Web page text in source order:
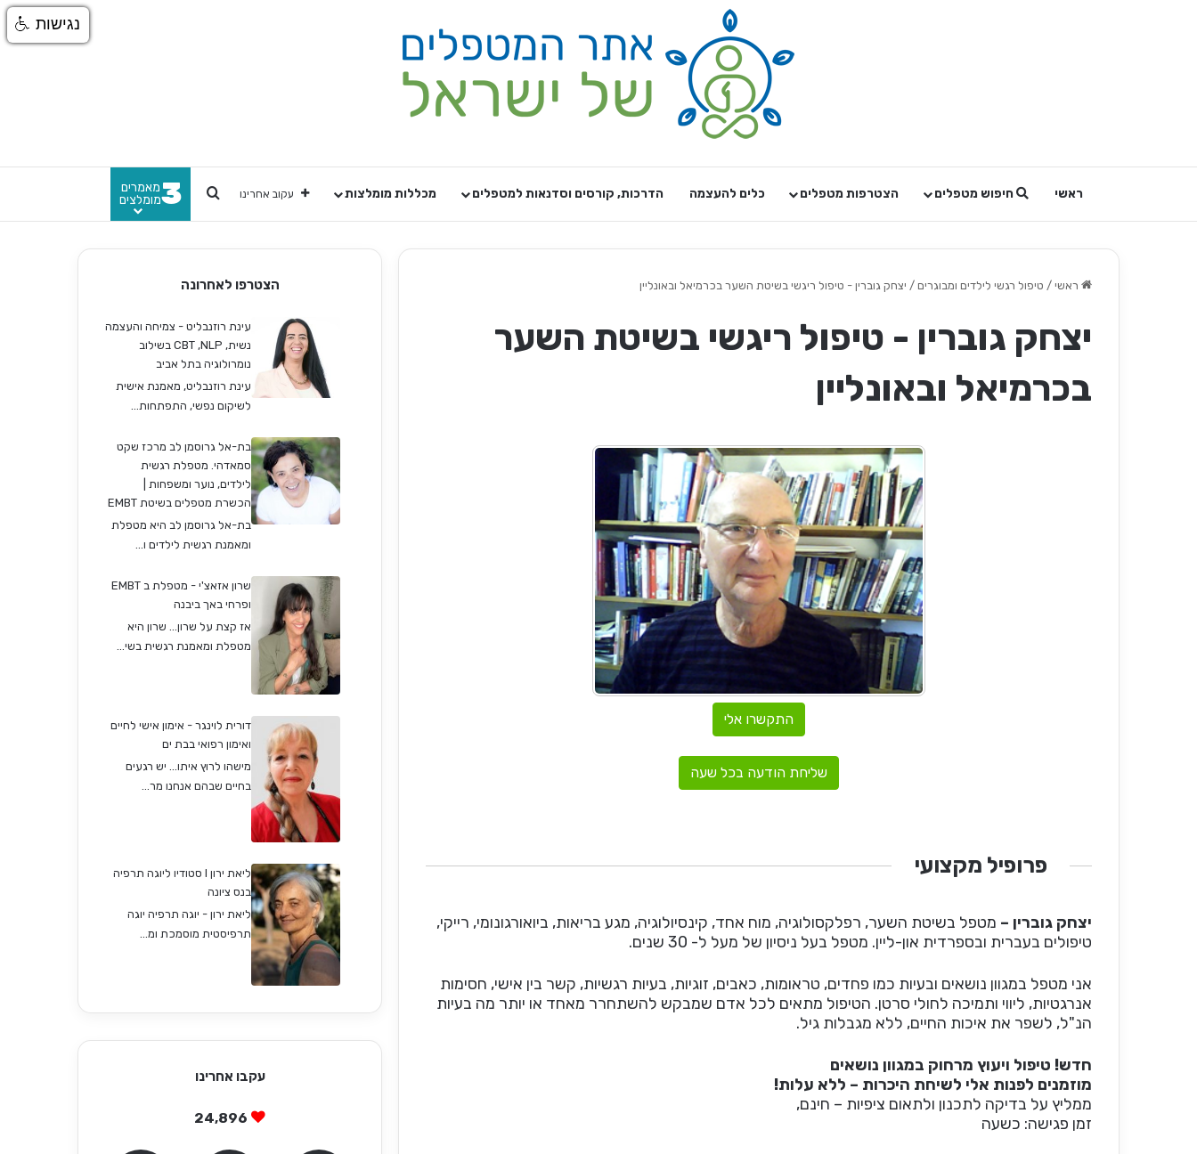
ראשי חיפוש מטפלים הצטרפות מטפלים כלים להעצמה הדרכות, קורסים וסדנאות למטפלים מכללות מומלצות עקוב אחרינו חפש3מאמרים
מומלצים
ראשי / טיפול רגשי לילדים ומבוגרים / יצחק גוברין - טיפול ריגשי בשיטת השער בכרמיאל ובאונליין
יצחק גוברין - טיפול ריגשי בשיטת השער
בכרמיאל ובאונליין
התקשרו אלי
שליחת הודעה בכל שעה
פרופיל מקצועי
יצחק גוברין – מטפל בשיטת השער, רפלקסולוגיה, מוח אחד, קינסיולוגיה, מגע בריאות, ביואורגונומי, רייקי,
טיפולים בעברית ובספרדית און-ליין. מטפל בעל ניסיון של מעל ל- 30 שנים.
אני מטפל במגוון נושאים ובעיות כמו פחדים, טראומות, כאבים, זוגיות, בעיות רגשיות, קשר בין אישי, חסימות
אנרגטיות, ליווי ותמיכה לחולי סרטן. הטיפול מתאים לכל אדם שמבקש להשתחרר מאחד או יותר מה בעיות
הנ"ל, לשפר את איכות החיים, ללא מגבלות גיל.
חדש! טיפול ויעוץ מרחוק במגוון נושאים
מוזמנים לפנות אלי לשיחת היכרות – ללא עלות!
ממליץ על בדיקה לתכנון ולתאום ציפיות – חינם,
זמן פגישה: כשעה
הצטרפו לאחרונה
עינת רוזנבליט - צמיחה והעצמה
נשית, CBT ,NLP בשילוב
נומרולוגיה בתל אביב
עינת רוזנבליט, מאמנת אישית
לשיקום נפשי, התפתחות...
בת-אל גרוסמן לב מרכז שקט
סמאדהי. מטפלת רגשית
לילדים, נוער ומשפחות |
הכשרת מטפלים בשיטת EMBT
בת-אל גרוסמן לב היא מטפלת
ומאמנת רגשית לילדים ו...
שרון אזאצ'י - מטפלת ב EMBT
ופרחי באך ביבנה
אז קצת על שרון… שרון היא
מטפלת ומאמנת רגשית בשי...
דורית לוינגר - אימון אישי לחיים
ואימון רפואי בבת ים
מישהו לרוץ איתו... יש רגעים
בחיים שבהם אנחנו מר...
ליאת ירון I סטודיו ליוגה תרפיה
בנס ציונה
ליאת ירון - יוגה תרפיה יוגה
תרפיסטית מוסמכת ומ...
עקבו אחרינו
24,896
נגישות